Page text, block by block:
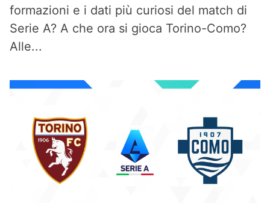
formazioni e i dati più curiosi del match di
Serie A? A che ora si gioca Torino-Como?
Alle...